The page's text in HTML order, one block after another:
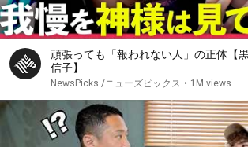
頑張っても「報われない人」の正体【
信子】
NewsPicks /ニューズピックス • 1M views